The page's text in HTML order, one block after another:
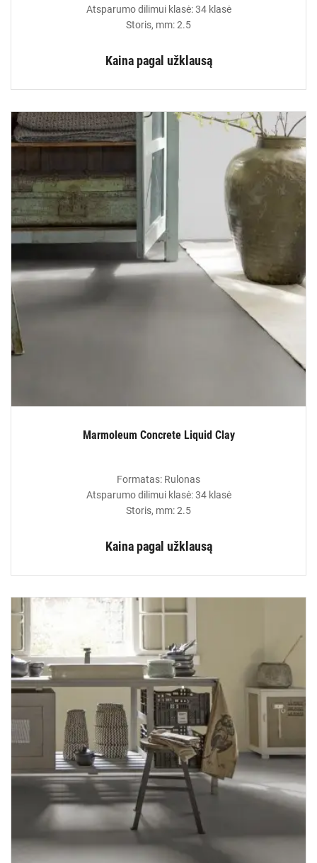
Atsparumo dilimui klasė: 34 klasė
Storis, mm: 2.5
Kaina pagal užklausą
Marmoleum Concrete Liquid Clay
Formatas: Rulonas
Atsparumo dilimui klasė: 34 klasė
Storis, mm: 2.5
Kaina pagal užklausą